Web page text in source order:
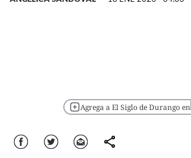
Agrega a El Siglo de Durango en
Facebook Twitter Correo comparte